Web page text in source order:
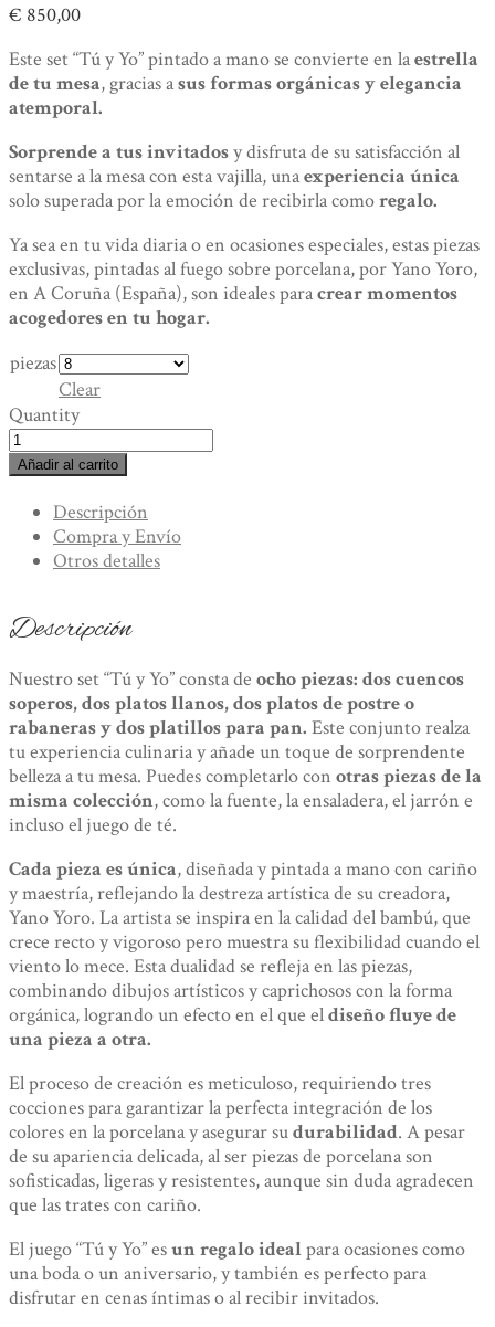
€ 850,00
Este set “Tú y Yo” pintado a mano se convierte en laestrella
de tu mesa, gracias asus formas orgánicas y elegancia
atemporal.
Sorprende a tus invitadosy disfruta de su satisfacción al
sentarse a la mesa con esta vajilla, unaexperiencia única
solo superada por la emoción de recibirla comoregalo.
Ya sea en tu vida diaria o en ocasiones especiales, estas piezas
exclusivas, pintadas al fuego sobre porcelana, por Yano Yoro,
en A Coruña (España), son ideales paracrear momentos
acogedores en tu hogar.
piezas
Clear
Quantity
"Bambú"
Set
a
Piezas
únicas.
cantidad
Añadir al carrito
Descripción
Compra y Envío
Otros detalles
Descripción
Nuestro set “Tú y Yo” consta de ochopiezas: dos cuencos
soperos, dos platos llanos, dos platos de postre o
rabaneras y dos platillos para pan. Este conjunto realza
tu experiencia culinaria y añade un toque de sorprendente
belleza a tu mesa. Puedes completarlo con otras piezas de la
misma colección, como la fuente, la ensaladera, el jarrón e
incluso el juego de té.
Cada pieza es única, diseñada y pintada a mano con cariño
y maestría, reflejando la destreza artística de su creadora,
Yano Yoro. La artista se inspira en la calidad del bambú, que
crece recto y vigoroso pero muestra su flexibilidad cuando el
viento lo mece. Esta dualidad se refleja en las piezas,
combinando dibujos artísticos y caprichosos con la forma
orgánica, logrando un efecto en el que eldiseño fluye de
una pieza a otra.
El proceso de creación es meticuloso, requiriendo tres
cocciones para garantizar la perfecta integración de los
colores en la porcelana y asegurar sudurabilidad. A pesar
de su apariencia delicada, al ser piezas de porcelana son
sofisticadas, ligeras y resistentes, aunque sin duda agradecen
que las trates con cariño.
El juego “Tú y Yo” esun regalo idealpara ocasiones como
una boda o un aniversario, y también es perfecto para
disfrutar en cenas íntimas o al recibir invitados.